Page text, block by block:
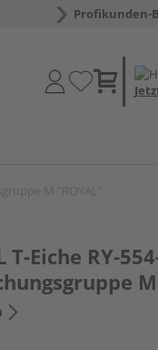
Profikunden-
Eiche RY-